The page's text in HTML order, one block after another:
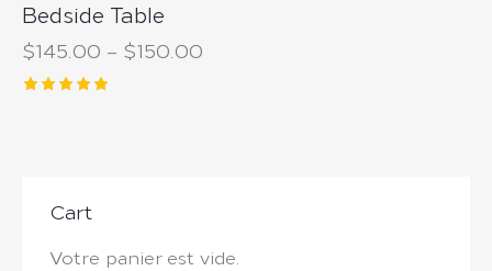
Bedside Table
$145.00 – $150.00
Cart
Votre panier est vide.